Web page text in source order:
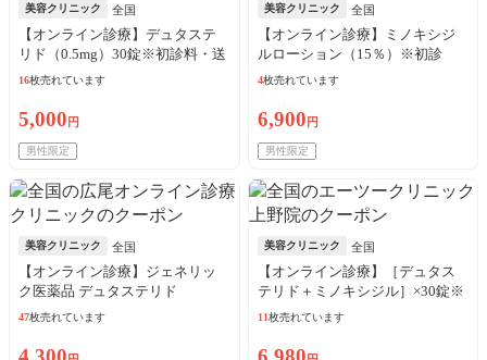
美容クリニック 全国
【オンライン診療】デュタステ
リド（0.5mg）30錠※初診料・送
料込
16枚売れています
5,000 円
男性限定
美容クリニック 全国
【オンライン診療】ミノキシジ
ルローション（15％）※初診
料・送料込
4枚売れています
6,900 円
男性限定
美容クリニック 全国
【オンライン診療】ジェネリッ
ク医薬品 デュタステリド
（0.5mg）※初診料・送料込
47枚売れています
美容クリニック 全国
【オンライン診療】［デュタス
テリド＋ミノキシジル］×30錠※
初診料・送料込
11枚売れています